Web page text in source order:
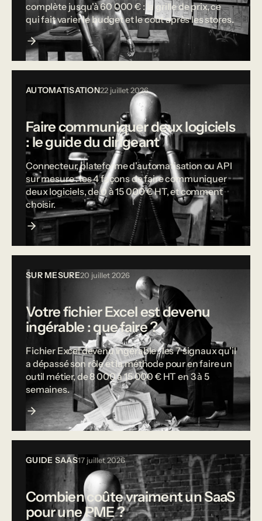
complète jusqu'à 60 000 € : la grille de prix, ce
qui fait varier le budget et le coût après les stores.
AUTOMATISATION22 juillet 2026
Faire communiquer deux logiciels
: le guide du dirigeant
Connecteur, plateforme d'automatisation ou API
sur mesure : les 4 façons de faire communiquer
deux logiciels, de 0 à 15 000 € HT, et comment
choisir.
SUR MESURE20 juillet 2026
Votre fichier Excel est devenu
ingérable : que faire ?
Fichier Excel devenu ingérable : les 7 signaux qu'il
a dépassé son rôle et la méthode pour en faire un
outil métier, de 8 000 à 15 000 € HT en 3 à 5
semaines.
GUIDE SAAS17 juillet 2026
Combien coûte vraiment un SaaS
pour une PME ?